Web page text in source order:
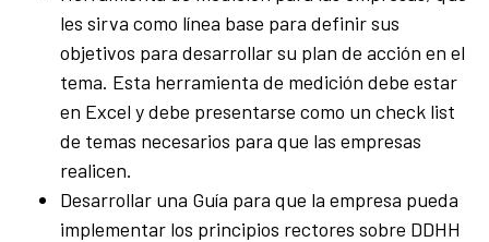
les sirva como línea base para definir sus
objetivos para desarrollar su plan de acción en el
tema. Esta herramienta de medición debe estar
en Excel y debe presentarse como un check list
de temas necesarios para que las empresas
realicen.
Desarrollar una Guía para que la empresa pueda
implementar los principios rectores sobre DDHH